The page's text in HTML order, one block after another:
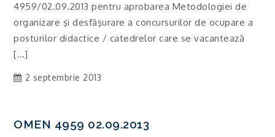
4959/02.09.2013 pentru aprobarea Metodologiei de
organizare şi desfăşurare a concursurilor de ocupare a
posturilor didactice / catedrelor care se vacantează
[…]
2 septembrie 2013
OMEN 4959 02.09.2013